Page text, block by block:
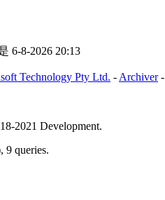
6-8-2026 20:13
Technology Pty Ltd. - Archiver
2021 Development.
9 queries.